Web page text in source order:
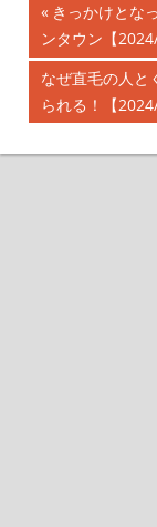
投
稿
ナ
ビ
前
の
記
事:
きっかけとな
ンタウン【
次
の
事:
なぜ直毛の人と
られる！【